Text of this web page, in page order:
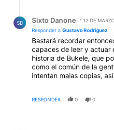
MAS CULPABLE QUE
SD Sixto Danone
12 DE
Responder a Gustavo Rodriguez
Bastará recordar
capaces de leer y actuar
historia de Bukele, que
como el común de la
intentan malas copias,
amedrentar a los presos,
RESPONDER 0 0